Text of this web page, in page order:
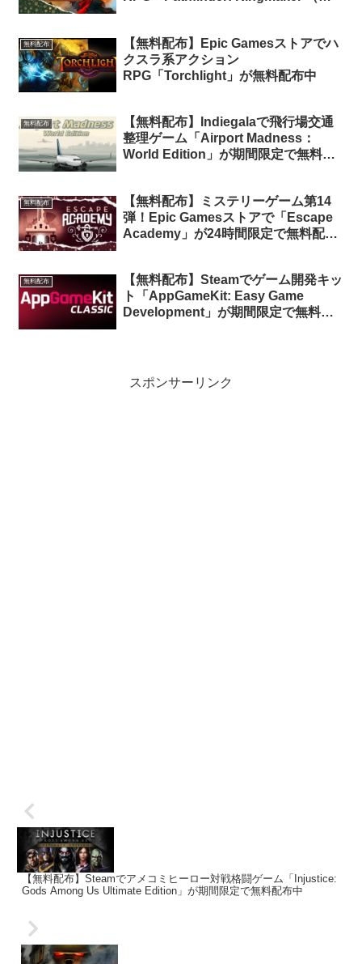
無料配布
【無料配布】Epic Gamesストアでハ
クスラ系アクション
RPG「Torchlight」が無料配布中
無料配布
【無料配布】Indiegalaで飛行場交通
整理ゲーム「Airport Madness：
World Edition」が期間限定で無料配
無料配布
【無料配布】ミステリーゲーム第14
弾！Epic Gamesストアで「Escape
Academy」が24時間限定で無料配布
無料配布
【無料配布】Steamでゲーム開発キッ
ト「AppGameKit: Easy Game
Development」が期間限定で無料配
スポンサーリンク
【無料配布】Steamでアメコミヒーロー対戦格闘ゲーム「Injustice:
Gods Among Us Ultimate Edition」が期間限定で無料配布中